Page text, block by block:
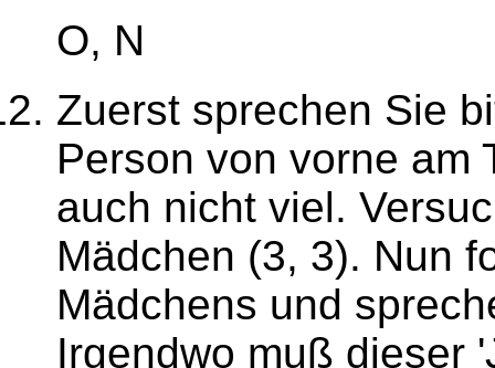
O, N
Zuerst sprechen Sie
Person von vorne am
auch nicht viel.
Mädchen (3, 3). Nun
Mädchens und
Irgendwo muß dieser